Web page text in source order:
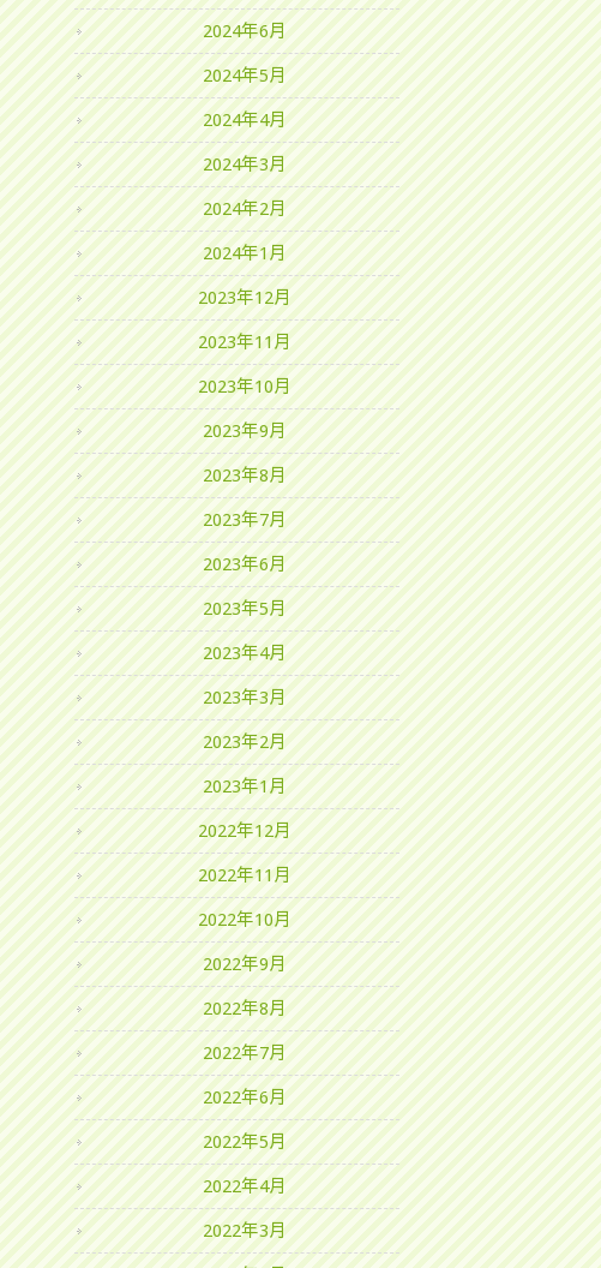
2024年6月
2024年5月
2024年4月
2024年3月
2024年2月
2024年1月
2023年12月
2023年11月
2023年10月
2023年9月
2023年8月
2023年7月
2023年6月
2023年5月
2023年4月
2023年3月
2023年2月
2023年1月
2022年12月
2022年11月
2022年10月
2022年9月
2022年8月
2022年7月
2022年6月
2022年5月
2022年4月
2022年3月